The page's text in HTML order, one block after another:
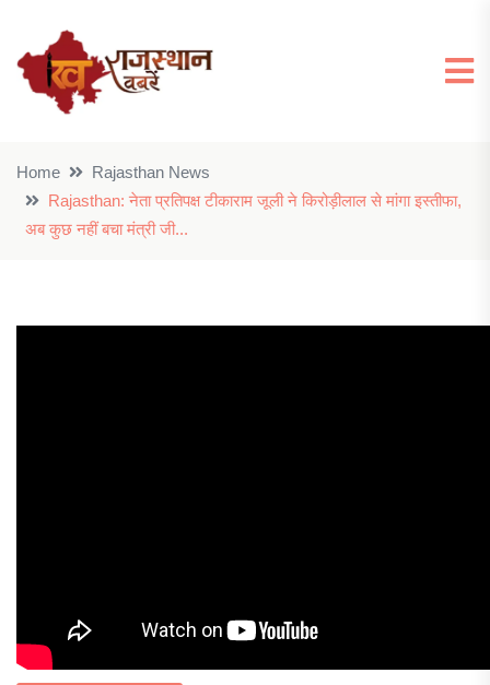
Home
Rajasthan News
Rajasthan: नेता प्रतिपक्ष टीकाराम जूली ने किरोड़ीलाल से मांगा इस्तीफा,
अब कुछ नहीं बचा मंत्री जी...